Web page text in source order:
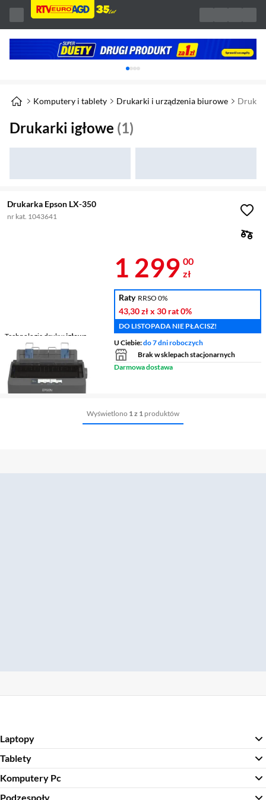
Karuzela z banerami, aktualny element 1 z
Komputery i tablety Drukarki i urządzenia biurowe
Drukarki igłowe (1)
Drukarka Epson LX-350
nr kat. 1043641
Technologia druku igłowa
Liczba igieł 9
Liczba kopii
5 (oryginał + 4
kopie)
Złącze USB 2.0
Cena 1 299
1 299 00
zł
Raty RRSO 0%
43,30 złx 30 rat0%
DO LISTOPADA NIE PŁACISZ!
U Ciebie:do 7 dni roboczych
Brak w sklepach stacjonarnych
Darmowa dostawa
Wyświetlono 1 z 1 produktów
Laptopy
Tablety
Komputery Pc
Podzespoły